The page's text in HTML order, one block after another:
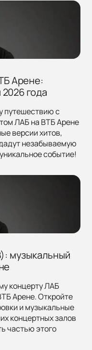
Арене:
года
путешествию с
ЛАБ на ВТБ Арене
версии хитов,
незабываемую
событие!
музыкальный
концерту ЛАБ
Арене. Откройте
и музыкальные
концертных залов
частью этого